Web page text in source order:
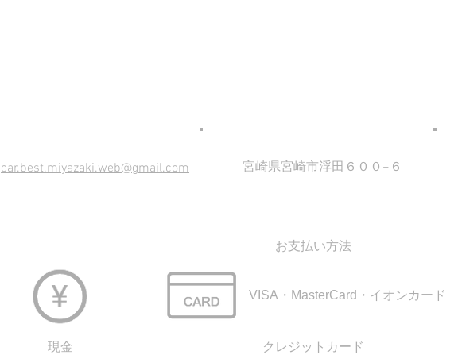
car.best.miyazaki.web@gmail.com 宮崎県宮崎市浮田６００−６
お支払い方法
現金
VISA・MasterCard・イオンカード
クレジットカード